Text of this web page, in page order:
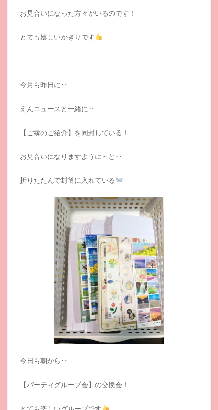
お見合いになった方々がいるのです！
とても嬉しいかぎりです
今月も昨日に‥
えんニュースと一緒に‥
【ご縁のご紹介】を同封している！
お見合いになりますように～と‥
折りたたんで封筒に入れている
今日も朝から‥
【パーティグループ会】の交換会！